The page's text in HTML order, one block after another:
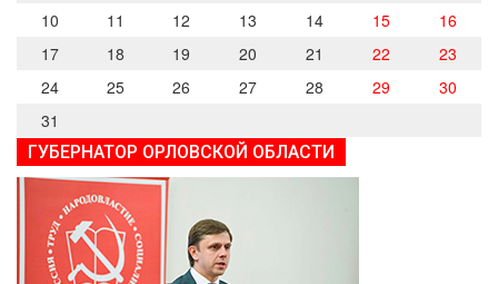
г. Орел, ул. Ковальская, д. 5
8 (4862) 22-33-44
10
11 12 13 14 15
16
17
18 19 20 21 22
23
24
25 26 27 28 29
30
31
ГУБЕРНАТОР ОРЛОВСКОЙ ОБЛАСТИ